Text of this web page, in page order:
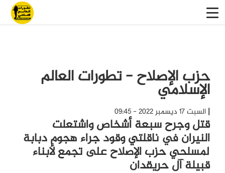
حزب الإصلاح - تطورات العالم
الإسلامي
السبت 17 ديسمبر 2022 - 09:45
قتل وجرح سبعة أشخاص واشتعلت
النيران في ناقلتي وقود جراء هجوم دبابة
لمسلحي حزب الإصلاح على تجمع لأبناء
قبيلة آل حريقدان